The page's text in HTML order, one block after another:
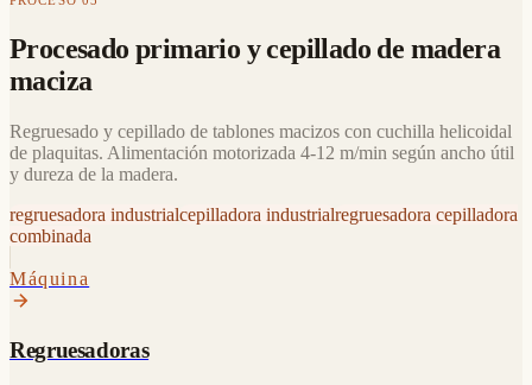
Procesado primario y cepillado de madera
maciza
Regruesado y cepillado de tablones macizos con cuchilla helicoidal
de plaquitas. Alimentación motorizada 4-12 m/min según ancho útil
y dureza de la madera.
regruesadora industrialcepilladora industrialregruesadora cepilladora
combinada
Máquina
Regruesadoras